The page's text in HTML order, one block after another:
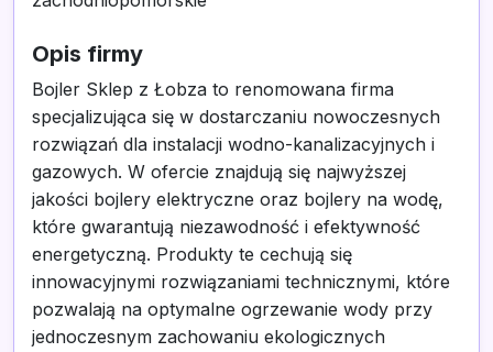
Opis firmy
Bojler Sklep z Łobza to renomowana firma
specjalizująca się w dostarczaniu nowoczesnych
rozwiązań dla instalacji wodno-kanalizacyjnych i
gazowych. W ofercie znajdują się najwyższej
jakości bojlery elektryczne oraz bojlery na wodę,
które gwarantują niezawodność i efektywność
energetyczną. Produkty te cechują się
innowacyjnymi rozwiązaniami technicznymi, które
pozwalają na optymalne ogrzewanie wody przy
jednoczesnym zachowaniu ekologicznych